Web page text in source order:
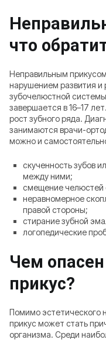
что
Неправильным
нарушением развития
зубочелюстной
завершается в 16–17
рост зубного ряда.
занимаются врачи-
можно и
скученность зубов
между ними;
смещение челюстей
неравномерное
правой стороны;
стирание зубной
логопедические
Чем
прикус?
Помимо эстетического
прикус может стать
организма. Среди